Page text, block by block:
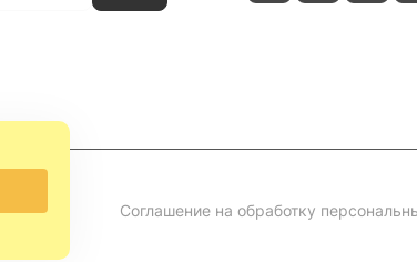
Соглашение на обработку